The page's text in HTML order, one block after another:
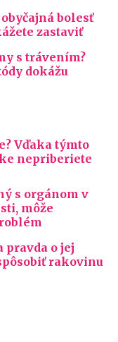
bolesť
zastaviť
s trávením?
dokážu
Vďaka týmto
nepriberiete
s orgánom v
môže
pravda o jej
rakovinu